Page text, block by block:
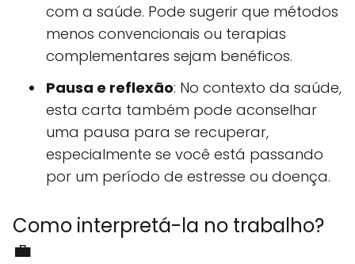
com a saúde. Pode sugerir que métodos
menos convencionais ou terapias
complementares sejam benéficos.
Pausa e reflexão: No contexto da saúde,
esta carta também pode aconselhar
uma pausa para se recuperar,
especialmente se você está passando
por um período de estresse ou doença.
Como interpretá-la no trabalho?
💼